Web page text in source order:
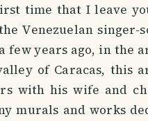
time that I leave
Venezuelan singer-
few years ago, in the
of Caracas, this
with his wife and
murals and works